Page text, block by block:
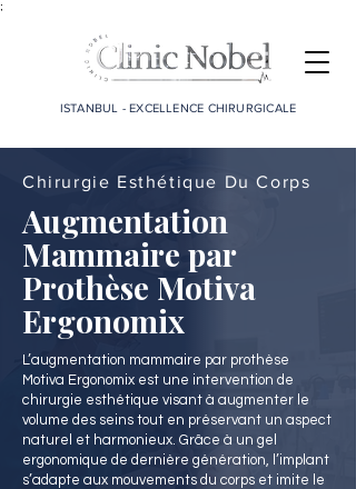
;
ISTANBUL - EXCELLENCE CHIRURGICALE
Chirurgie Esthétique Du Corps
Augmentation
Mammaire par
Prothèse Motiva
Ergonomix
L’augmentation mammaire par prothèse
Motiva Ergonomix est une intervention de
chirurgie esthétique visant à augmenter le
volume des seins tout en préservant un aspect
naturel et harmonieux. Grâce à un gel
ergonomique de dernière génération, l’implant
s’adapte aux mouvements du corps et imite le